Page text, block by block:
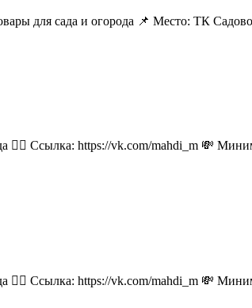
для сада и огорода 📌 Место: ТК
Ссылка: https://vk.com/mahdi_m 💸
Ссылка: https://vk.com/mahdi_m 💸